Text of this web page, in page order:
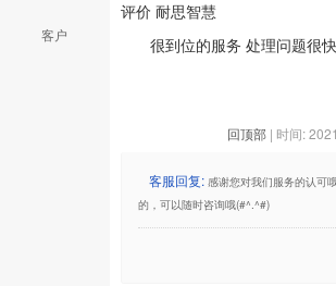
客户
评价 耐思智慧
很到位的服务 处理问题很
回顶部 | 时间:
客服回复: 感谢您对我们服务的认可
的，可以随时咨询哦(#^.^#)